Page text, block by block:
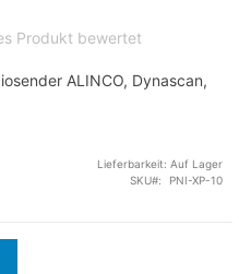
Produkt bewertet
ALINCO, Dynascan,
Lieferbarkeit: Auf Lager
SKU
PNI-XP-10